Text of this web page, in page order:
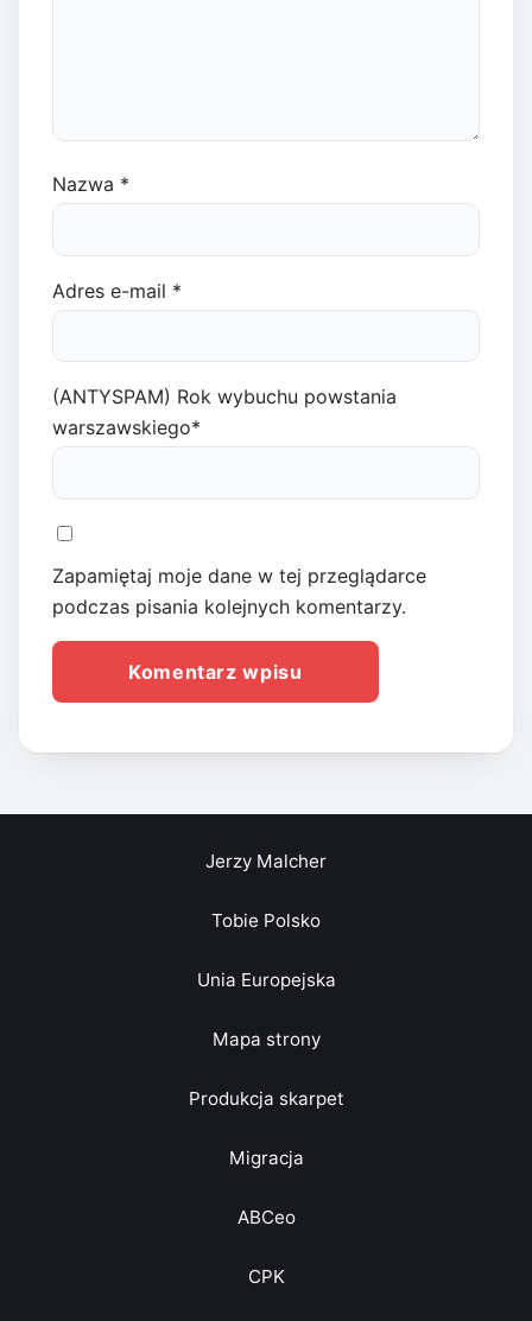
Nazwa *
Adres e-mail *
(ANTYSPAM) Rok wybuchu powstania
warszawskiego*
Zapamiętaj moje dane w tej przeglądarce
podczas pisania kolejnych komentarzy.
Jerzy Malcher
Tobie Polsko
Unia Europejska
Mapa strony
Produkcja skarpet
Migracja
ABCeo
CPK